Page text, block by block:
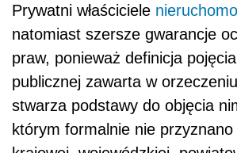
Prywatni właściciele
natomiast szersze gwarancje
praw, ponieważ definicja
publicznej zawarta w
stwarza podstawy do objęcia
którym formalnie nie